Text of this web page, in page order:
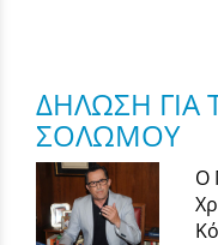
ΔΗΛΩΣΗ ΓΙΑ
ΣΟΛΩΜΟΥ
Ο